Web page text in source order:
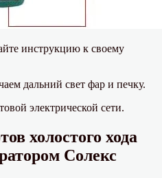
инструкцию к своему
дальний свет фар и печку.
электрической сети.
холостого хода
Солекс